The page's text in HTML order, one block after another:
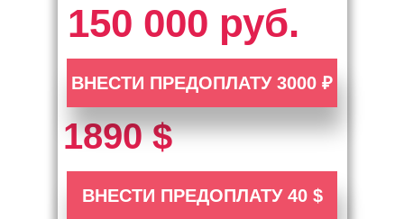
1890 $
150 000 руб.
ВНЕСТИ ПРЕДОПЛАТУ 3000 ₽
ВНЕСТИ ПРЕДОПЛАТУ 40 $